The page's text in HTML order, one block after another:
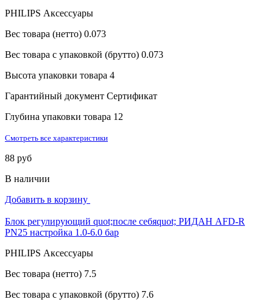
PHILIPS Аксессуары
Вес товара (нетто) 0.073
Вес товара с упаковкой (брутто) 0.073
Высота упаковки товара 4
Гарантийный документ Сертификат
Глубина упаковки товара 12
Смотреть все характеристики
88 руб
В наличии
Добавить в корзину
Блок регулирующий quot;после себяquot; РИДАН AFD-R
PN25 настройка 1.0-6.0 бар
PHILIPS Аксессуары
Вес товара (нетто) 7.5
Вес товара с упаковкой (брутто) 7.6